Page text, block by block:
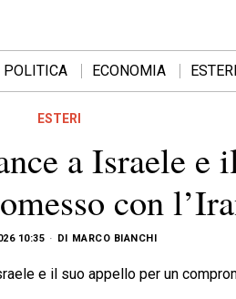
POLITICA ECONOMIA ESTERI
ESTERI
a Israele e
con
10:35 DI MARCO BIANCHI